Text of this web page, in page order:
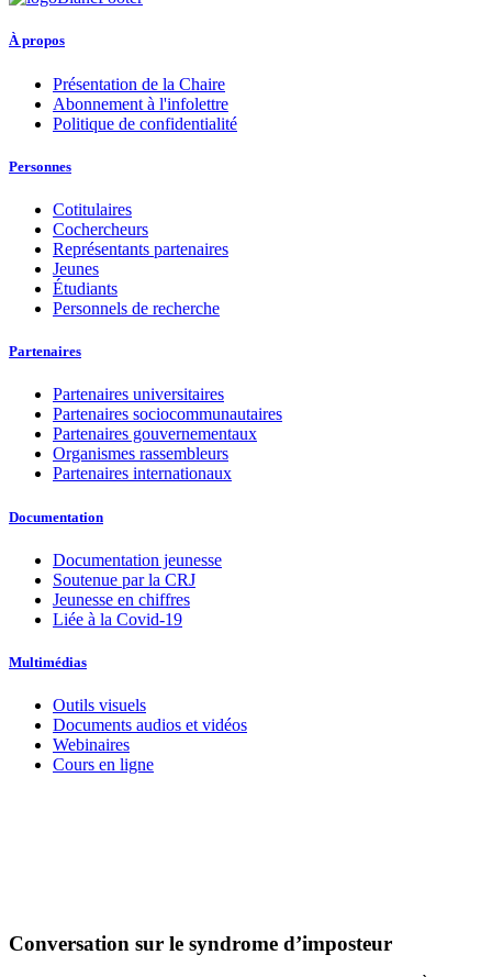
À propos
Présentation de la Chaire
Abonnement à l'infolettre
Politique de confidentialité
Personnes
Cotitulaires
Cochercheurs
Représentants partenaires
Jeunes
Étudiants
Personnels de recherche
Partenaires
Partenaires universitaires
Partenaires sociocommunautaires
Partenaires gouvernementaux
Organismes rassembleurs
Partenaires internationaux
Documentation
Documentation jeunesse
Soutenue par la CRJ
Jeunesse en chiffres
Liée à la Covid-19
Multimédias
Outils visuels
Documents audios et vidéos
Webinaires
Cours en ligne
Conversation sur le syndrome d’imposteur